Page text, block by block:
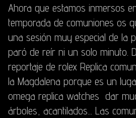
Ahora que estamos inmersos
temporada de comuniones os
una sesión muy especial de la
paró de reír ni un solo minuto.
reportaje de rolex Replica
la Magdalena porque es un
omega replica watches dar
árboles, acantilados... Las